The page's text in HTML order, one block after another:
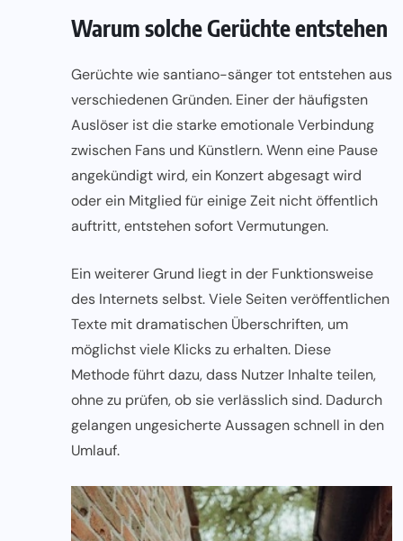
Warum solche Gerüchte entstehen
Gerüchte wie santiano-sänger tot entstehen aus
verschiedenen Gründen. Einer der häufigsten
Auslöser ist die starke emotionale Verbindung
zwischen Fans und Künstlern. Wenn eine Pause
angekündigt wird, ein Konzert abgesagt wird
oder ein Mitglied für einige Zeit nicht öffentlich
auftritt, entstehen sofort Vermutungen.
Ein weiterer Grund liegt in der Funktionsweise
des Internets selbst. Viele Seiten veröffentlichen
Texte mit dramatischen Überschriften, um
möglichst viele Klicks zu erhalten. Diese
Methode führt dazu, dass Nutzer Inhalte teilen,
ohne zu prüfen, ob sie verlässlich sind. Dadurch
gelangen ungesicherte Aussagen schnell in den
Umlauf.